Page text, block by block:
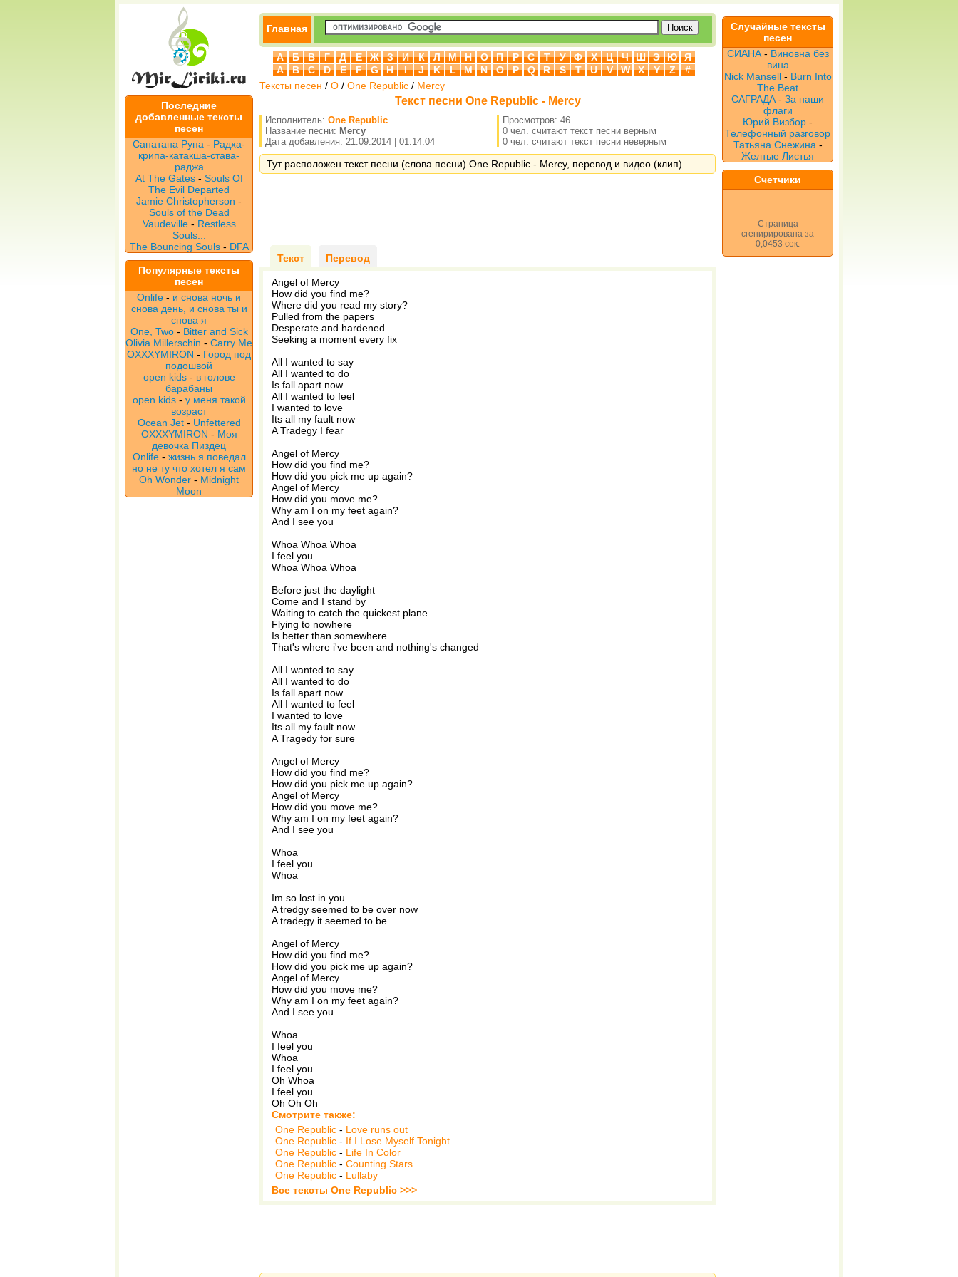
Последние
добавленные тексты
песен
Санатана Рупа - Радха-
крипа-катакша-става-
раджа
At The Gates- Souls Of
The Evil Departed
Jamie Christopherson -
Souls of the Dead
Vaudeville - Restless
Souls...
The Bouncing Souls- DFA
Популярные тексты
песен
Onlife - и снова ночь и
снова день, и снова ты и
снова я
One, Two- Bitter and Sick
Olivia Millerschin - Carry Me
OXXXYMIRON - Город под
подошвой
open kids- в голове
барабаны
open kids- у меня такой
возраст
Ocean Jet- Unfettered
OXXXYMIRON - Моя
девочка Пиздец
Onlife- жизнь я поведал
но не ту что хотел я сам
Oh Wonder - Midnight
Moon
Главная
А Б В Г Д Е Ж З И К Л М Н О П Р С Т У Ф Х Ц Ч Ш Э Ю
Я
A
B C D E F G H I J K L M N O P Q R S T U V W X Y Z
#
Тексты песен / O / One Republic / Mercy
Текст песни One Republic - Mercy
Исполнитель: One Republic
Название песни: Mercy
Дата добавления: 21.09.2014 | 01:14:04
Просмотров: 46
0 чел. считают текст песни верным
0 чел. считают текст песни неверным
Тут расположен текст песни (слова песни) One Republic - Mercy, перевод и видео (клип).
Текст Перевод
Angel of Mercy
How did you find me?
Where did you read my story?
Pulled from the papers
Desperate and hardened
Seeking a moment every fix
All I wanted to say
All I wanted to do
Is fall apart now
All I wanted to feel
I wanted to love
Its all my fault now
A Tradegy I fear
Angel of Mercy
How did you find me?
How did you pick me up again?
Angel of Mercy
How did you move me?
Why am I on my feet again?
And I see you
Whoa Whoa Whoa
I feel you
Whoa Whoa Whoa
Before just the daylight
Come and I stand by
Waiting to catch the quickest plane
Flying to nowhere
Is better than somewhere
That's where i've been and nothing's changed
All I wanted to say
All I wanted to do
Is fall apart now
All I wanted to feel
I wanted to love
Its all my fault now
A Tragedy for sure
Angel of Mercy
How did you find me?
How did you pick me up again?
Angel of Mercy
How did you move me?
Why am I on my feet again?
And I see you
Whoa
I feel you
Whoa
Im so lost in you
A tredgy seemed to be over now
A tradegy it seemed to be
Angel of Mercy
How did you find me?
How did you pick me up again?
Angel of Mercy
How did you move me?
Why am I on my feet again?
And I see you
Whoa
I feel you
Whoa
I feel you
Oh Whoa
I feel you
Oh Oh Oh
Смотрите также:
One Republic - Love runs out
One Republic - If I Lose Myself Tonight
One Republic - Life In Color
One Republic - Counting Stars
One Republic - Lullaby
Все тексты One Republic >>>
Случайные тексты
песен
СИАНА- Виновна без
вина
Nick Mansell- Burn Into
The Beat
САГРАДА - За наши
флаги
Юрий Визбор -
Телефонный разговор
Татьяна Снежина -
Желтые Листья
Счетчики
Страница
сгенирирована за
0,0453 сек.